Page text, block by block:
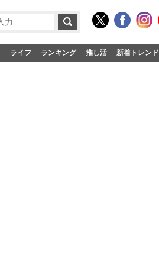
ライフ ランキング 推し活 新着トレンド